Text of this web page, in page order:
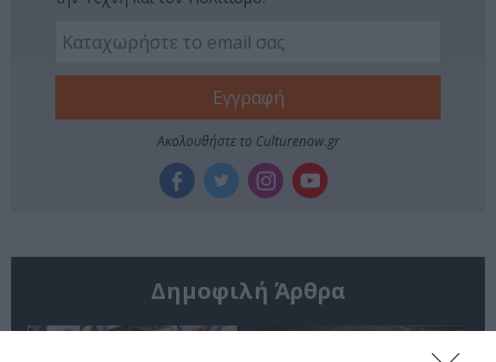
Ακολουθήστε το Culturenow.gr
Δημοφιλή Άρθρα